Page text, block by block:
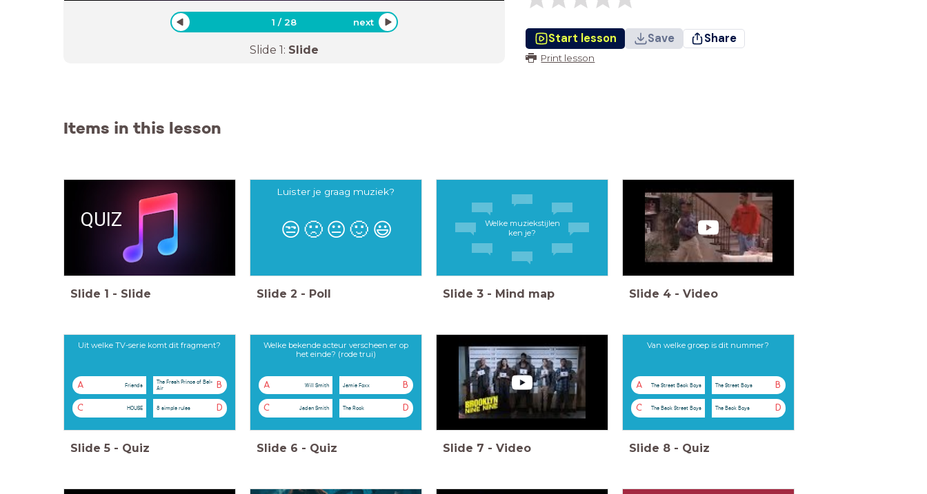
1 /28 next
Slide 1: Slide
Start lesson Save Share
Print lesson
Items in this lesson
QUIZ
Slide 1 - Slide
Luister je graag muziek?
😒 🙁 😐 🙂 😃
Slide 2 - Poll
Welke muziekstijlen
ken je?
Slide 3 - Mind map Slide 4 - Video
Uit welke TV-serie komt dit fragment?
A Friends B
The Fresh Prince of Bel-
Air
C HOUSE D
8 simple rules
Slide 5 - Quiz
Welke bekende acteur verscheen er op
het einde? (rode trui)
A Will Smith B
Jamie Foxx
C Jaden Smith D
The Rock
Slide 6 - Quiz Slide 7 - Video
Van welke groep is dit nummer?
A The Street Back Boys B
The Street Boys
C The Back Street Boys D
The Back Boys
Slide 8 - Quiz